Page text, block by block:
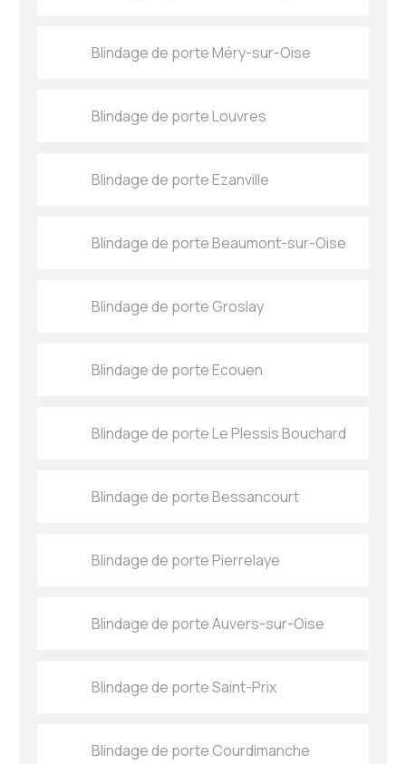
Blindage de porte Méry-sur-Oise
Blindage de porte Louvres
Blindage de porte Ezanville
Blindage de porte Beaumont-sur-Oise
Blindage de porte Groslay
Blindage de porte Ecouen
Blindage de porte Le Plessis Bouchard
Blindage de porte Bessancourt
Blindage de porte Pierrelaye
Blindage de porte Auvers-sur-Oise
Blindage de porte Saint-Prix
Blindage de porte Courdimanche